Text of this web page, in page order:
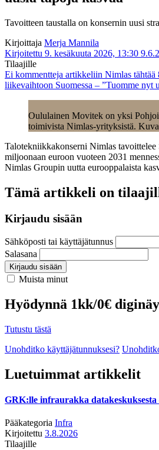
Tavoitteen taustalla on konsernin uusi
Kirjoittaja Merja Mannila
Kirjoitettu 9. kesäkuuta 2026, 13:30
Tilaajille
Ei kommentteja artikkeliin Nimlas tähtää
liikevaihtoon Suomessa – ”Tuomme nyt
Oululainen Movitek on yksi
toimivista Nimlas-yrityksistä.
Talotekniikkakonserni Nimlas tavoittelee
miljoonaan euroon vuoteen 2031
Nimlas Groupin uutta eurooppalaista
Tämä artikkeli on
Kirjaudu sisään
Sähköposti tai käyttäjätunnus
Salasana
Kirjaudu sisään
Muista minut
Hyödynnä 1kk/0€
Tutustu tästä
Unohditko käyttäjätunnuksesi?
Luetuimmat artikkelit
GRK:lle infraurakka datakeskuksesta
Pääkategoria Infra
Kirjoitettu 3.8.2026
Tilaajille